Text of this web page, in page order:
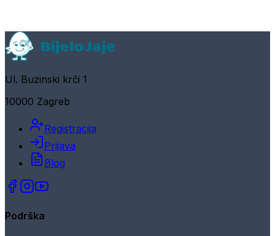
Ul. Buzinski krči 1
10000 Zagreb
Registracija
Prijava
Blog
Podrška